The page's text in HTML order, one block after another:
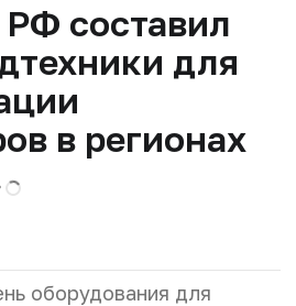
составил
для
в регионах
оборудования для